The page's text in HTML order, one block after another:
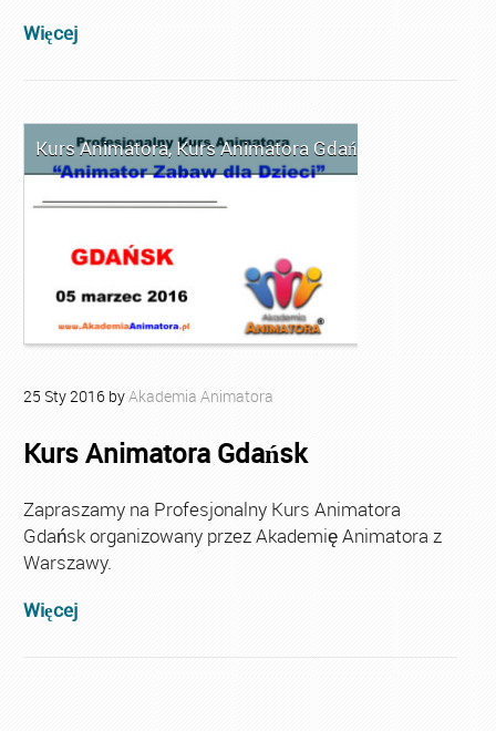
Więcej
Kurs Animatora,Kurs Animatora Gdańsk
25 Sty2016 by Akademia Animatora
Kurs Animatora Gdańsk
Zapraszamy na Profesjonalny Kurs Animatora
Gdańsk organizowany przez Akademię Animatora z
Warszawy.
Więcej